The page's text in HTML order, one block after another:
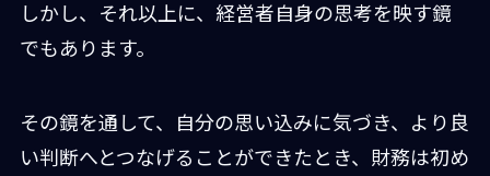
しかし、それ以上に、経営者自身の思考を映す鏡
でもあります。
その鏡を通して、自分の思い込みに気づき、より良
い判断へとつなげることができたとき、財務は初め